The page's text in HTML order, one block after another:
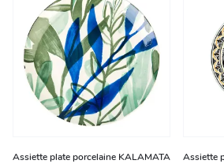
Assiette plate porcelaine KALAMATA
Assiette